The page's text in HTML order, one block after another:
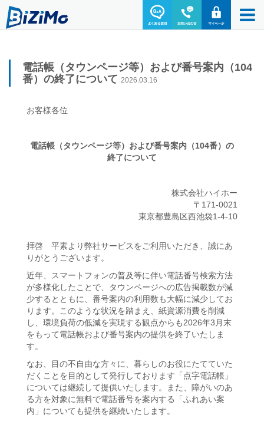
電話帳（タウンページ等）および番号案内（104
番）の終了について 2026.03.16
お客様各位
電話帳（タウンページ等）および番号案内（104番）の
終了について
株式会社ハイホー
〒171-0021
東京都豊島区西池袋1-4-10
拝啓 平素より弊社サービスをご利用いただき、誠にあ
りがとうございます。
近年、スマートフォンの普及等に伴い電話番号検索方法
が多様化したことで、タウンページへの広告掲載数が減
少するとともに、番号案内の利用数も大幅に減少してお
ります。このような状況を踏まえ、紙資源消費を削減
し、環境負荷の低減を実現する観点からも2026年3月末
をもって電話帳および番号案内の提供を終了いたしま
す。
なお、目の不自由な方々に、暮らしのお役にたてていた
だくことを目的として発行しております「点字電話帳」
については継続して提供いたします。また、障がいのあ
る方を対象に無料で電話番号を案内する「ふれあい案
内」についても提供を継続いたします。